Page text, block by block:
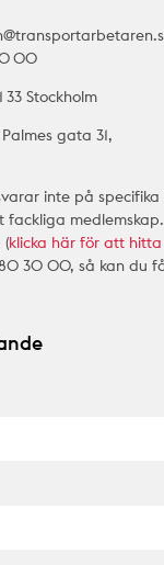
00
33 Stockholm
gata 31,
inte på
fackliga
(klicka här för att
30 00, så kan du